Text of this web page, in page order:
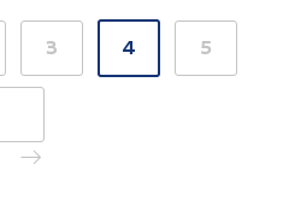
3 4 5